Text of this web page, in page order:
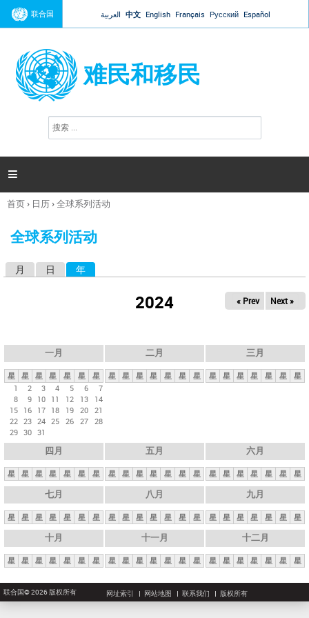
Jump to navigation
联合国 العربية 中文 English Français Русский Español
难民和移民
搜
索

你
这
首页› 日历›全球系列活动
全球系列活动
月 日 年
2024 « Prev Next »
一月
星 星 星 星 星 星
星
1
2 3 4 5 6
7
8
9 10 11 12 13
14
15 16 17 18 19 20 21
22 23 24 25 26 27 28
29 30 31
二月
星 星 星 星 星 星 星
三月
星 星 星 星 星 星 星
四月
星 星 星 星 星 星 星
五月
星 星 星 星 星 星 星
六月
星 星 星 星 星 星 星
七月
星 星 星 星 星 星 星
八月
星 星 星 星 星 星 星
九月
星 星 星 星 星 星 星
十月
星 星 星 星 星 星 星
十一月
星 星 星 星 星 星 星
十二月
星 星 星 星 星 星 星
联合国© 2026 版权所有 网址索引 网站地图 联系我们 版权所有